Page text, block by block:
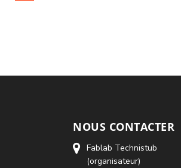
NOUS CONTACTER
Fablab Technistub
(organisateur)